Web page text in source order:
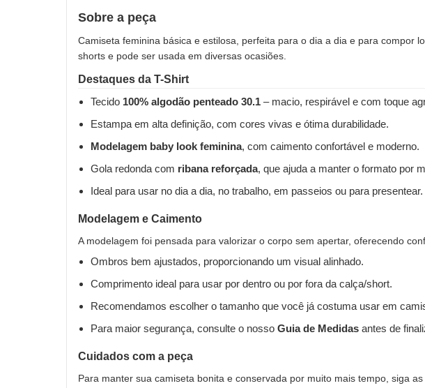
Sobre a peça
Camiseta feminina básica e estilosa, perfeita para o dia a dia e para compor
shorts e pode ser usada em diversas ocasiões.
Destaques da T-Shirt
Tecido 100% algodão penteado 30.1 – macio, respirável e com toque
Estampa em alta definição, com cores vivas e ótima durabilidade.
Modelagem baby look feminina, com caimento confortável e moderno.
Gola redonda com ribana reforçada, que ajuda a manter o formato por
Ideal para usar no dia a dia, no trabalho, em passeios ou para presentear.
Modelagem e Caimento
A modelagem foi pensada para valorizar o corpo sem apertar, oferecendo
Ombros bem ajustados, proporcionando um visual alinhado.
Comprimento ideal para usar por dentro ou por fora da calça/short.
Recomendamos escolher o tamanho que você já costuma usar em
Para maior segurança, consulte o nosso Guia de Medidas antes de
Cuidados com a peça
Para manter sua camiseta bonita e conservada por muito mais tempo, siga